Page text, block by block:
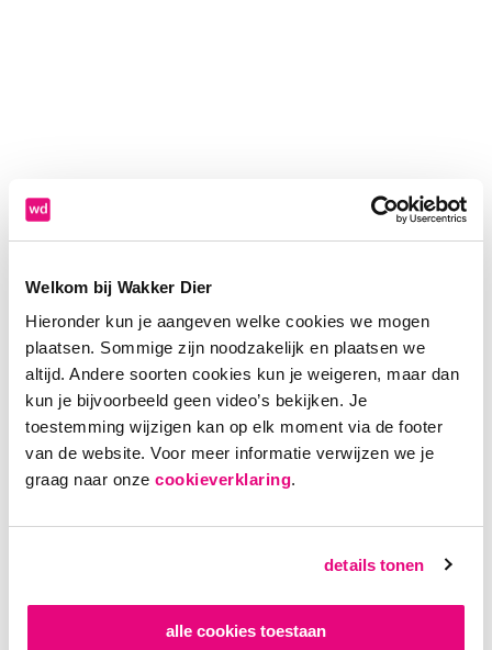
Welkom bij Wakker Dier
Hieronder kun je aangeven welke cookies we mogen
plaatsen. Sommige zijn noodzakelijk en plaatsen we
altijd. Andere soorten cookies kun je weigeren, maar dan
kun je bijvoorbeeld geen video’s bekijken. Je
toestemming wijzigen kan op elk moment via de footer
van de website. Voor meer informatie verwijzen we je
graag naar onze cookieverklaring.
details tonen
alle cookies toestaan
Application error: a client-side exception has occurred (see the